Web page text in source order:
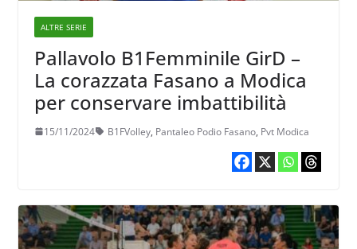
ALTRE SERIE
Pallavolo B1Femminile GirD –
La corazzata Fasano a Modica
per conservare imbattibilità
15/11/2024 B1FVolley, Pantaleo Podio Fasano, Pvt Modica